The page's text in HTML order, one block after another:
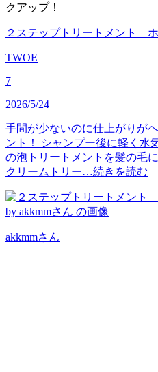
クアップ！
２ステップトリートメント
TWOE
7
2026/5/24
手間が少ないのに仕上がりが
ント！ シャンプー後に軽く水
の泡トリートメントを髪の毛
クリームトリー…続きを読む
akkmmさん